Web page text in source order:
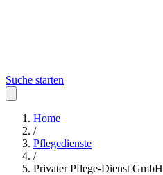
Suche starten
Home
/
Pflegedienste
/
Privater Pflege-Dienst GmbH